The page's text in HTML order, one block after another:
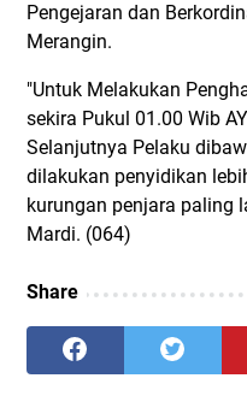
Pengejaran dan
Merangin.
"Untuk Melakukan
sekira Pukul 01.00 Wib
Selanjutnya Pelaku
dilakukan penyidikan
kurungan penjara paling
Mardi. (064)
Share